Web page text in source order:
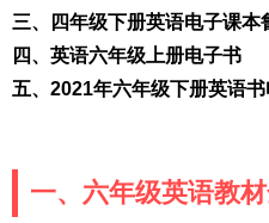
三、四年级下册英语电子课本
四、英语六年级上册电子书
五、2021年六年级下册英语书
一、六年级英语教